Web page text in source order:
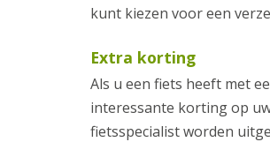
kunt kiezen voor een
Extra korting
Als u een fiets heeft met
interessante korting op
fietsspecialist worden